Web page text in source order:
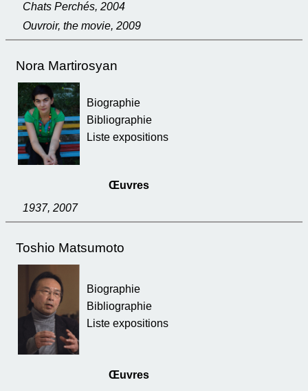
Chats Perchés, 2004
Ouvroir, the movie, 2009
Nora Martirosyan
Biographie
Bibliographie
Liste expositions
Œuvres
1937, 2007
Toshio Matsumoto
Biographie
Bibliographie
Liste expositions
Œuvres